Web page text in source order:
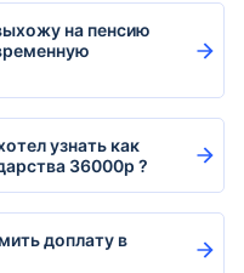
на пенсию
узнать как
36000р ?
доплату в